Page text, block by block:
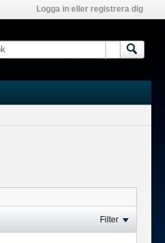
Logga in eller registrera dig
Filter